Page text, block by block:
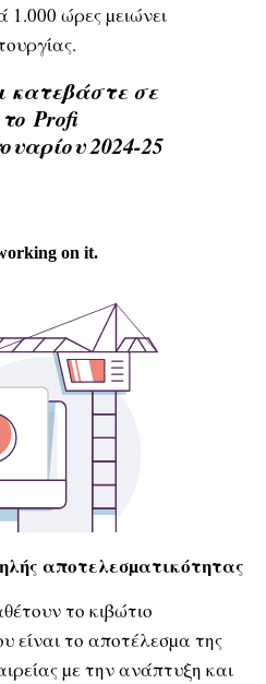
ώρες µειώνει
κατεβάστε σε
τοProfi
2024-25
αποτελεσµατικότητας
το κιβώτιο
είναι το αποτέλεσµα της
µε την ανάπτυξη και